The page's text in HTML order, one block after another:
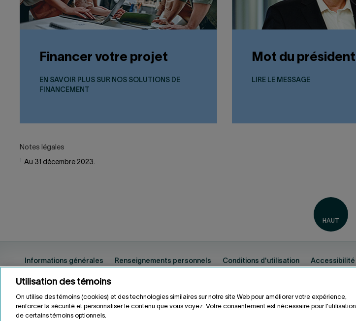
Financer votre projet
EN SAVOIR PLUS SUR NOS SOLUTIONS DE
FINANCEMENT
Mot du président
LIRE LE MESSAGE
Notes légales
Au 31 décembre 2023.
Informations générales Renseignements personnels Conditions d'utilisation Accessibilité
ENENGLISH
Utilisation des témoins
On utilise des témoins (cookies) et des technologies similaires sur notre site Web pour améliorer votre expérience,
renforcer la sécurité et personnaliser le contenu que vous voyez. Votre consentement est nécessaire pour l'utilisation
de certains témoins optionnels.